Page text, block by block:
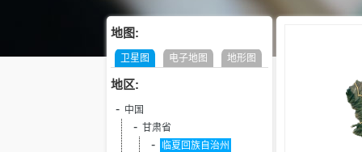
地图:
卫星图 电子地图 地形图
地区:
中国
甘肃省
临夏回族自治州